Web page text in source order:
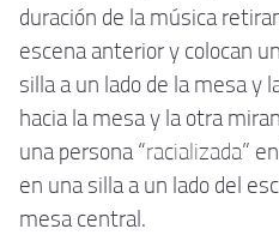
duración de la música
escena anterior y colocan
silla a un lado de la mesa y
hacia la mesa y la otra
una persona “racializada”
en una silla a un lado del
mesa central.